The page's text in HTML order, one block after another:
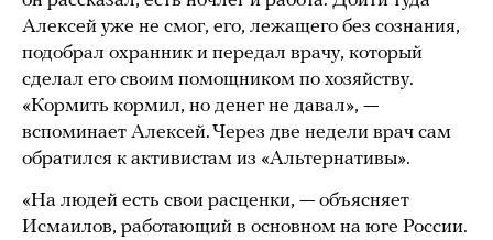
Алексей уже не смог, его, лежащего без сознания,
подобрал охранник и передал врачу, который
сделал его своим помощником по хозяйству.
«Кормить кормил, но денег не давал», —
вспоминает Алексей. Через две недели врач сам
обратился к активистам из «Альтернативы».
«На людей есть свои расценки, — объясняет
Исмаилов, работающий в основном на юге России.